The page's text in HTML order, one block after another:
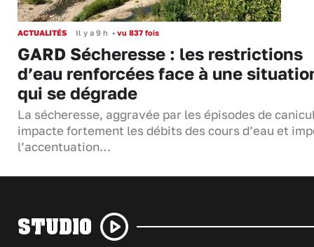
ACTUALITÉS Il y a 9 h • vu 837 fois
GARD Sécheresse : les restrictions
d’eau renforcées face à une
qui se dégrade
La sécheresse, aggravée par les épisodes de
impacte fortement les débits des cours d’eau et
l’accentuation…
STUDIO